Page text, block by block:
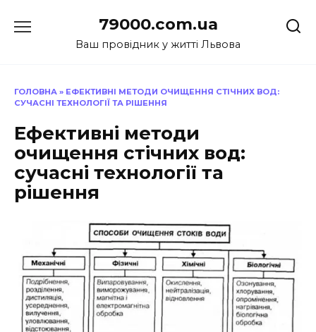
до
79000.com.ua
Ваш провідник у житті Львова
ГОЛОВНА » ЕФЕКТИВНІ МЕТОДИ ОЧИЩЕННЯ СТІЧНИХ ВОД:
СУЧАСНІ ТЕХНОЛОГІЇ ТА РІШЕННЯ
Ефективні методи
очищення стічних вод:
сучасні технології та
рішення